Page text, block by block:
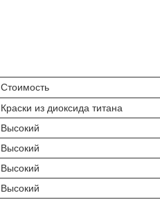
Стоимость
Краски из диоксида титана
Высокий
Высокий
Высокий
Высокий